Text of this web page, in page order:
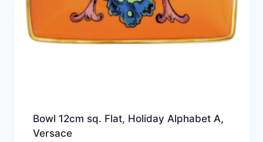
Bowl 12cm sq. Flat, Holiday Alphabet A,
Versace